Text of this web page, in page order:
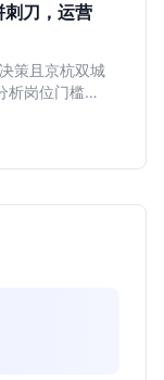
刀，运营
策且京杭双城
析岗位门槛、
得投递。